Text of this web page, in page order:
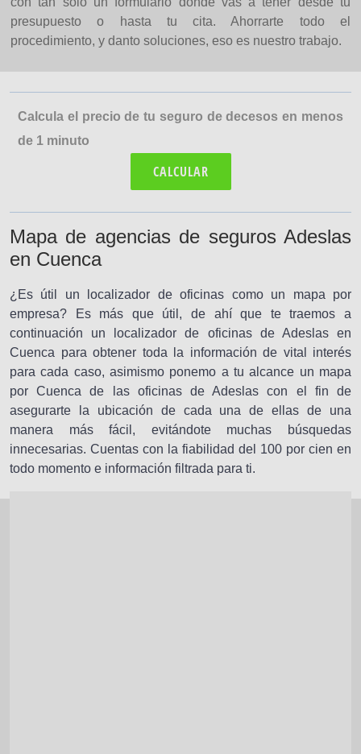
presupuesto o hasta tu cita. Ahorrarte todo el
procedimiento, y danto soluciones, eso es nuestro trabajo.
Calcula el precio de tu seguro de decesos en menos
de 1 minuto
CALCULAR
Mapa de agencias de seguros Adeslas
en Cuenca
¿Es útil un localizador de oficinas como un mapa por
empresa? Es más que útil, de ahí que te traemos a
continuación un localizador de oficinas de Adeslas en
Cuenca para obtener toda la información de vital interés
para cada caso, asimismo ponemo a tu alcance un mapa
por Cuenca de las oficinas de Adeslas con el fin de
asegurarte la ubicación de cada una de ellas de una
manera más fácil, evitándote muchas búsquedas
innecesarias. Cuentas con la fiabilidad del 100 por cien en
todo momento e información filtrada para ti.